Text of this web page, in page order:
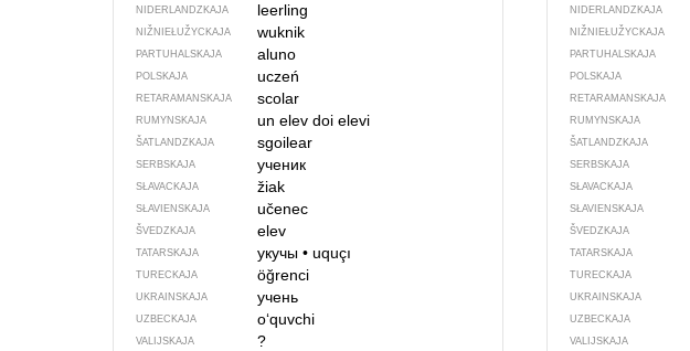
NIDERLANDZKAJA leerling
NIŽNIEŁUŽYCKAJA wuknik
PARTUHALSKAJA aluno
POLSKAJA uczeń
RETARAMANSKAJA scolar
RUMYNSKAJA un elev doi elevi
ŠATLANDZKAJA sgoilear
SERBSKAJA ученик
SŁAVACKAJA žiak
SŁAVIENSKAJA učenec
ŠVEDZKAJA elev
TATARSKAJA укучы •uquçı
TURECKAJA öğrenci
UKRAINSKAJA учень
UZBECKAJA o‘quvchi
VALIJSKAJA ?
NIDERLANDZKAJA
NIŽNIEŁUŽYCKAJA
PARTUHALSKAJA
POLSKAJA
RETARAMANSKAJA
RUMYNSKAJA
ŠATLANDZKAJA
SERBSKAJA
SŁAVACKAJA
SŁAVIENSKAJA
ŠVEDZKAJA
TATARSKAJA
TURECKAJA
UKRAINSKAJA
UZBECKAJA
VALIJSKAJA